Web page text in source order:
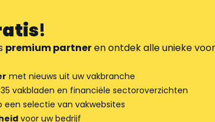
!
premium partneren ontdek alle unieke
met nieuws uit uw vakbranche
vakbladen en financiële sectoroverzichten
een selectie van vakwebsites
voor uw bedrijf